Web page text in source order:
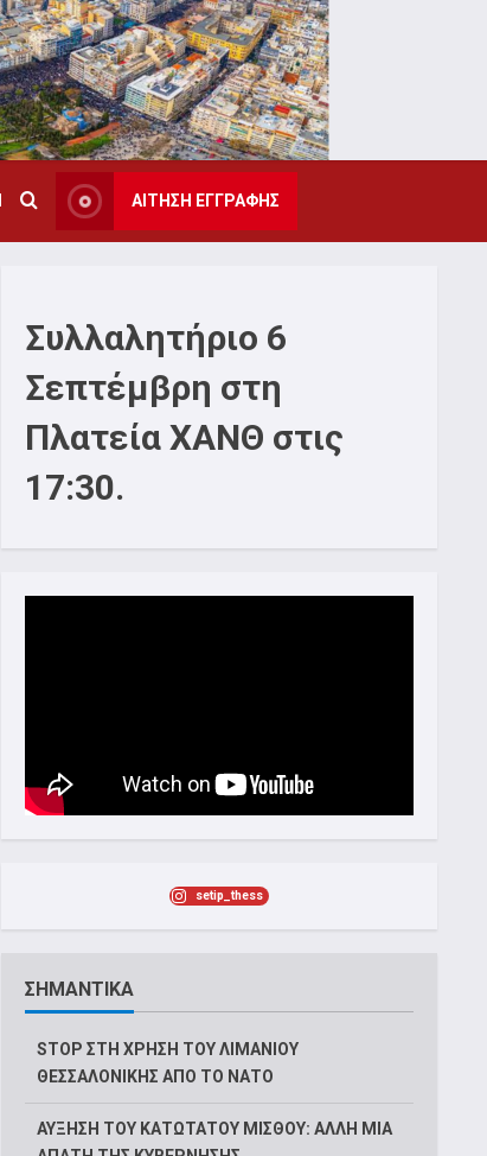
ΑΙΤΗΣΗ ΕΓΓΡΑΦΗΣ
Συλλαλητήριο 6
Σεπτέμβρη στη
Πλατεία ΧΑΝΘ στις
17:30.
setip_thess
ΣΗΜΑΝΤΙΚΑ
STOP ΣΤΗ ΧΡΗΣΗ ΤΟΥ ΛΙΜΑΝΙΟΥ
ΘΕΣΣΑΛΟΝΙΚΗΣ ΑΠΟ ΤΟ ΝΑΤΟ
ΑΥΞΗΣΗ ΤΟΥ ΚΑΤΩΤΑΤΟΥ ΜΙΣΘΟΥ: ΑΛΛΗ ΜΙΑ